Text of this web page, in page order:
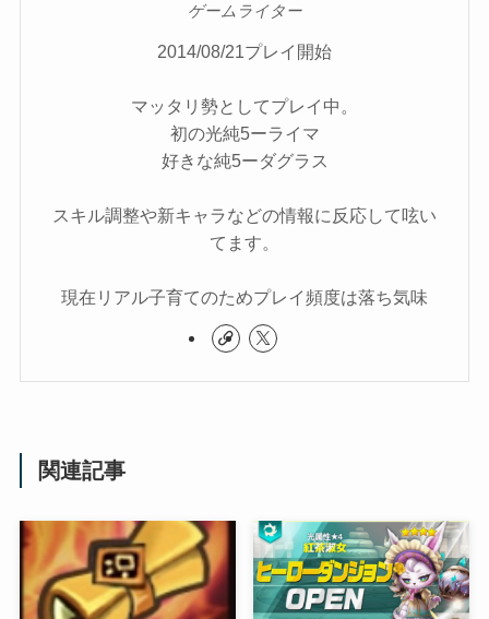
ゲームライター
2014/08/21プレイ開始
マッタリ勢としてプレイ中。
初の光純5ーライマ
好きな純5ーダグラス
スキル調整や新キャラなどの情報に反応して呟い
てます。
現在リアル子育てのためプレイ頻度は落ち気味
関連記事